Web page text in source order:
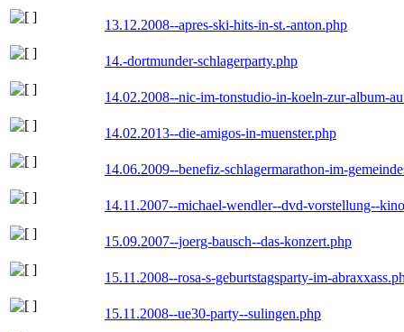
13.12.2008--apres-ski-hits-in-st.-anton.php
14.-dortmunder-schlagerparty.php
14.02.2008--nic-im-tonstudio-in-koeln-zur-album-
14.02.2013--die-amigos-in-muenster.php
14.06.2009--benefiz-schlagermarathon-im-
14.11.2007--michael-wendler--dvd-vorstellung--
15.09.2007--joerg-bausch--das-konzert.php
15.11.2008--rosa-s-geburtstagsparty-im-
15.11.2008--ue30-party--sulingen.php